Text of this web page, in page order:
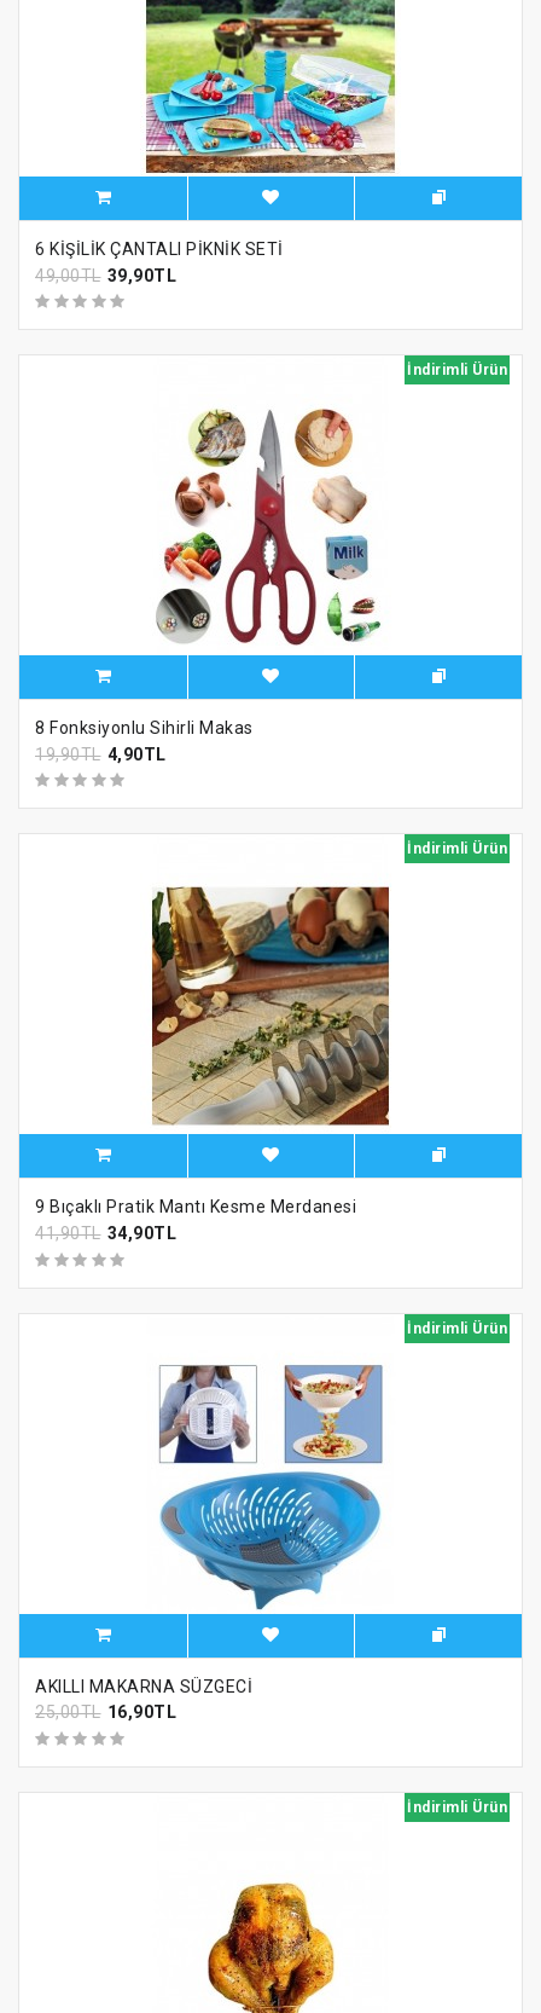
6 KİŞİLİK ÇANTALI PİKNİK SETİ
49,00TL 39,90TL
İndirimli Ürün
8 Fonksiyonlu Sihirli Makas
19,90TL 4,90TL
İndirimli Ürün
9 Bıçaklı Pratik Mantı Kesme Merdanesi
41,90TL 34,90TL
İndirimli Ürün
AKILLI MAKARNA SÜZGECİ
25,00TL 16,90TL
İndirimli Ürün